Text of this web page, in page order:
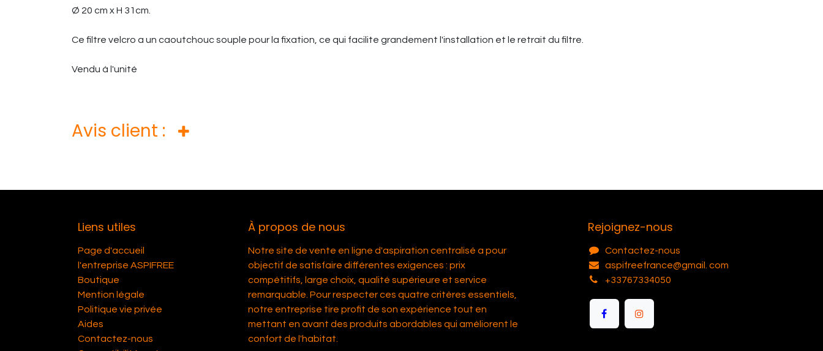
Ø 20 cm x H 31cm.
Ce filtre velcro a un caoutchouc souple pour la fixation, ce qui facilite grandement l'installation et le retrait du filtre.
Vendu à l'unité
Avis client :
Liens utiles
Page d'accueil
l'entreprise ASPIFREE
Boutique
Mention légale
Politique vie privée
Aides
Contactez-nous
Rejoignez-nous
Contactez-nous
aspifreefrance@gmail. com
+33767334050
À propos de nous
Notre site de vente en ligne d'aspiration centralisé a pour
objectif de satisfaire différentes exigences : prix
compétitifs, large choix, qualité supérieure et service
remarquable. Pour respecter ces quatre critères essentiels,
notre entreprise tire profit de son expérience tout en
mettant en avant des produits abordables qui améliorent le
confort de l'habitat.